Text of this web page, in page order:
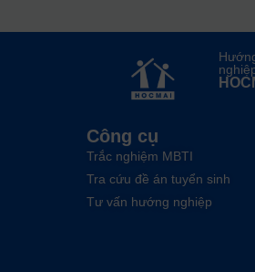
Công cụ
Trắc nghiệm MBTI
Tra cứu đề án tuyển sinh
Tư vấn hướng nghiệp